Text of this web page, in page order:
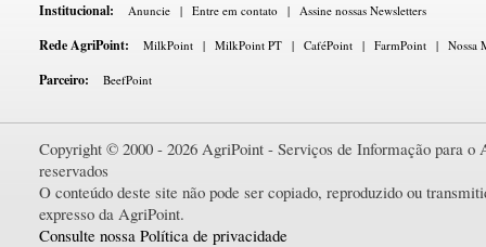
Institucional: Anuncie | Entre em contato | Assine nossas Newsletters
Rede AgriPoint: MilkPoint | MilkPoint PT | CaféPoint | FarmPoint | Nossa
Parceiro: BeefPoint
Copyright © 2000 - 2026 AgriPoint - Serviços de Informação para o
reservados
O conteúdo deste site não pode ser copiado, reproduzido ou
expresso da AgriPoint.
Consulte nossa Política de privacidade